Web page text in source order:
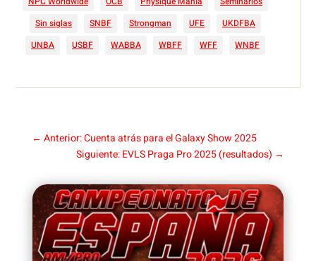
Sin siglas
SNBF Strongman UFE
UKDFBA
UNBA
USBF WABBA WBFF WFF WNBF
← Anterior: Cuenta atrás para el Galaxy Show 2025
Siguiente: EVLS Praga Pro 2025 (resultados) →